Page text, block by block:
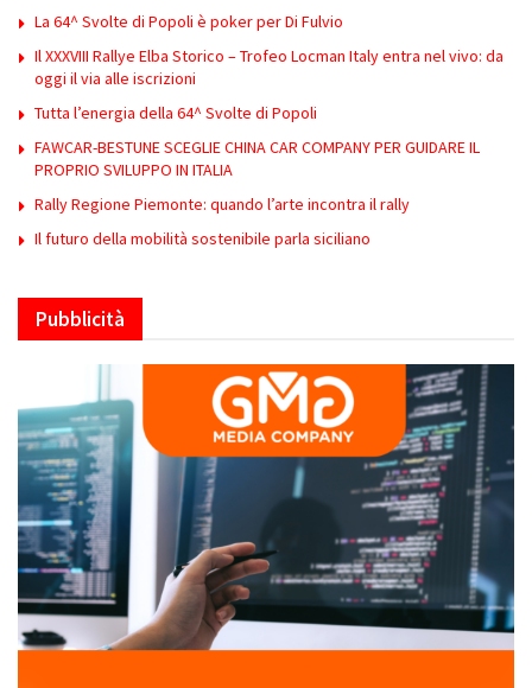
La 64^ Svolte di Popoli è poker per Di Fulvio
Il XXXVIII Rallye Elba Storico – Trofeo Locman Italy entra nel vivo: da
oggi il via alle iscrizioni
Tutta l’energia della 64^ Svolte di Popoli
FAWCAR-BESTUNE SCEGLIE CHINA CAR COMPANY PER GUIDARE IL
PROPRIO SVILUPPO IN ITALIA
Rally Regione Piemonte: quando l’arte incontra il rally
Il futuro della mobilità sostenibile parla siciliano
Pubblicità